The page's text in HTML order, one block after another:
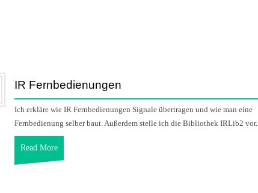
IR Fernbedienungen
Ich erkläre wie IR Fernbedienungen Signale übertragen und wie man eine
Fernbedienung selber baut. Außerdem stelle ich die Bibliothek IRLib2 vor.
Read More